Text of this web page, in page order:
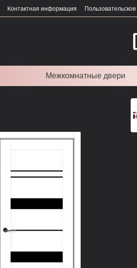
Контактная информация
Межкомнатные двери